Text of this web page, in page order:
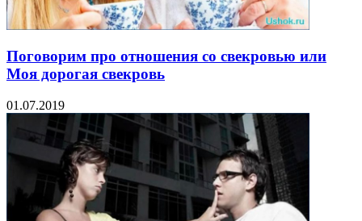
Поговорим про отношения со свекровью или
Моя дорогая свекровь
01.07.2019